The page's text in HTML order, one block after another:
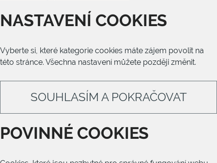
NASTAVENÍ COOKIES
Vyberte si, které kategorie cookies máte zájem povolit na
této stránce. Všechna nastavení můžete později změnit.
SOUHLASÍM A POKRAČOVAT
POVINNÉ COOKIES